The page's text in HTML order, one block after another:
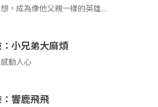
，成為像他父親一樣的英雄…
小兄弟大麻煩
動人心
響鹿飛飛